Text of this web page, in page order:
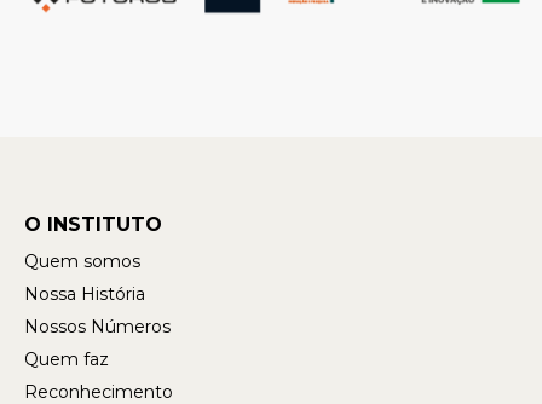
O INSTITUTO
Quem somos
Nossa História
Nossos Números
Quem faz
Reconhecimento